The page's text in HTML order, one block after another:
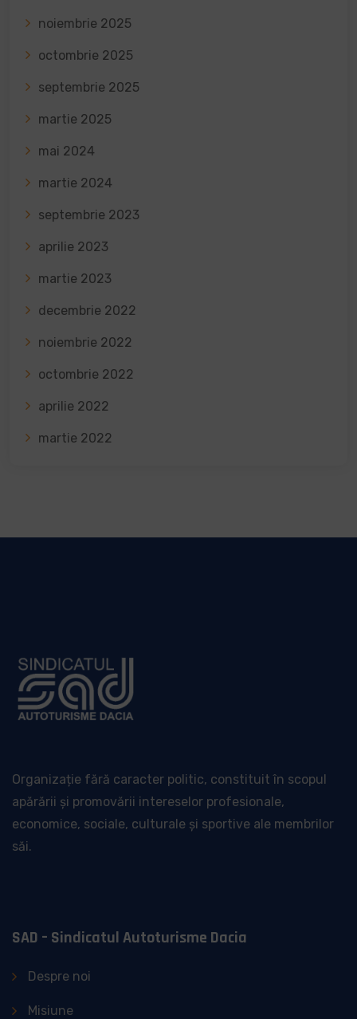
noiembrie 2025
octombrie 2025
septembrie 2025
martie 2025
mai 2024
martie 2024
septembrie 2023
aprilie 2023
martie 2023
decembrie 2022
noiembrie 2022
octombrie 2022
aprilie 2022
martie 2022
Organizație fără caracter politic, constituit în scopul
apărării și promovării intereselor profesionale,
economice, sociale, culturale și sportive ale membrilor
săi.
SAD – Sindicatul Autoturisme Dacia
Despre noi
Misiune